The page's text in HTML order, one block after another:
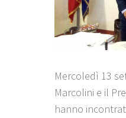
Mercoledì 13
Marcolini e il
hanno